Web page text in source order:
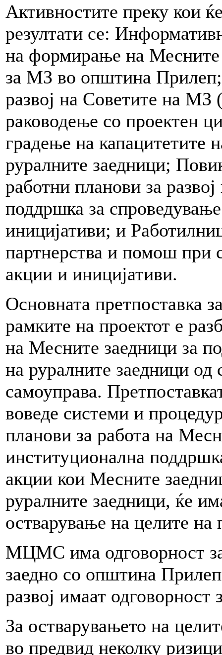
Активностите преку кои
резултати се:
на формирање на Месните
за МЗ во општина
развој на Советите на
раководење со проектен
градење на капацитетите
руралните заедници;
работни планови за
поддршка за
иницијативи; и
партнерства и помош при
акции и иницијативи.
Основната претпоставка
рамките на проектот е
на Месните заедници за
на руралните заедници од
самоуправа.
воведе системи и
планови за работа на
институционална
акции кои Месните
руралните заедници, ќе
остварување на целите на
МЦМС има одговорност
заедно со општина
развој имаат одговорност
За остварувањето на
во предвид неколку